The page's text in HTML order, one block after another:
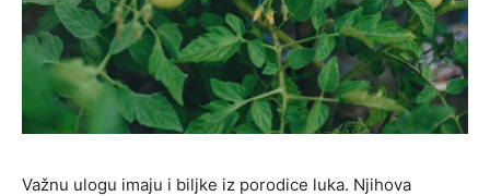
Važnu ulogu imaju i biljke iz porodice luka. Njihova